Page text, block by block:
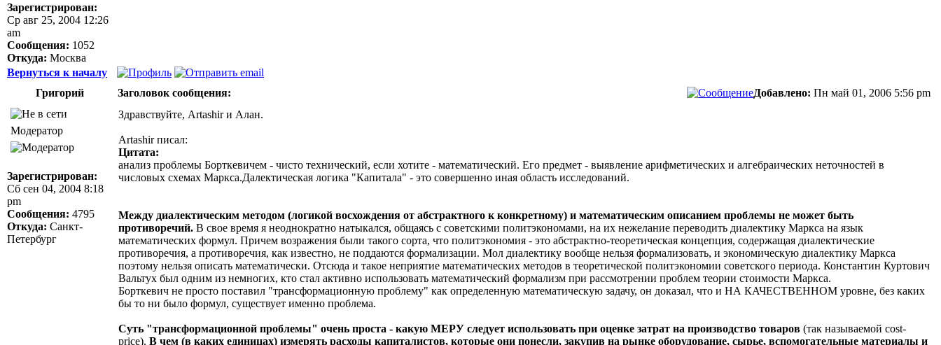
Зарегистрирован:
Ср авг 25, 2004 12:26
am
Сообщения: 1052
Откуда: Москва
Вернуться к началу
Григорий
Заголовок сообщения: Добавлено: Пн май 01, 2006 5:56 pm
Модератор
Зарегистрирован:
Сб сен 04, 2004 8:18
pm
Сообщения: 4795
Откуда: Санкт-
Петербург
Здравствуйте, Artashir и Алан.
Artashir писал:
Цитата:
анализ проблемы Борткевичем - чисто технический, если хотите - математический. Его предмет - выявление арифметических и алгебраических неточностей в
числовых схемах Маркса.Далектическая логика "Капитала" - это совершенно иная область исследований.
Между диалектическим методом (логикой восхождения от абстрактного к конкретному) и математическим описанием проблемы не может быть
противоречий. В свое время я неоднократно натыкался, общаясь с советскими политэкономами, на их нежелание переводить диалектику Маркса на язык
математических формул. Причем возражения были такого сорта, что политэкономия - это абстрактно-теоретическая концепция, содержащая диалектические
противоречия, а противоречия, как известно, не поддаются формализации. Мол диалектику вообще нельзя формализовать, и экономическую диалектику Маркса
поэтому нельзя описать математически. Отсюда и такое неприятие математических методов в теоретической политэкономии советского периода. Константин Куртович
Вальтух был одним из немногих, кто стал активно использовать математический формализм при рассмотрении проблем теории стоимости Маркса.
Борткевич не просто поставил "трансформационную проблему" как определенную математическую задачу, он доказал, что и НА КАЧЕСТВЕННОМ уровне, без каких
бы то ни было формул, существует именно проблема.
Суть "трансформационной проблемы" очень проста - какую МЕРУ следует использовать при оценке затрат на производство товаров (так называемой cost-
price). В чем (в каких единицах) измерять расходы капиталистов, которые они понесли, закупив на рынке оборудование, сырье, вспомогательные материалы и